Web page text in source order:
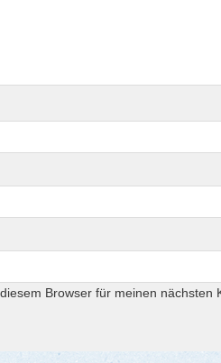
Browser für meinen nächsten